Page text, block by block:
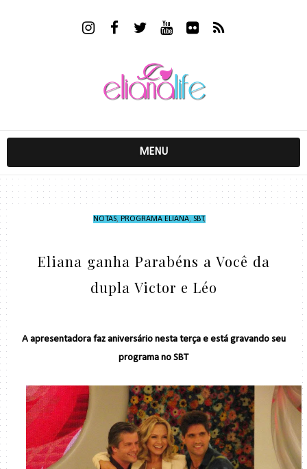
MENU
NOTAS, PROGRAMA ELIANA, SBT,
Eliana ganha Parabéns a Você da
dupla Victor e Léo
A apresentadora faz aniversário nesta terça e está gravando seu
programa no SBT